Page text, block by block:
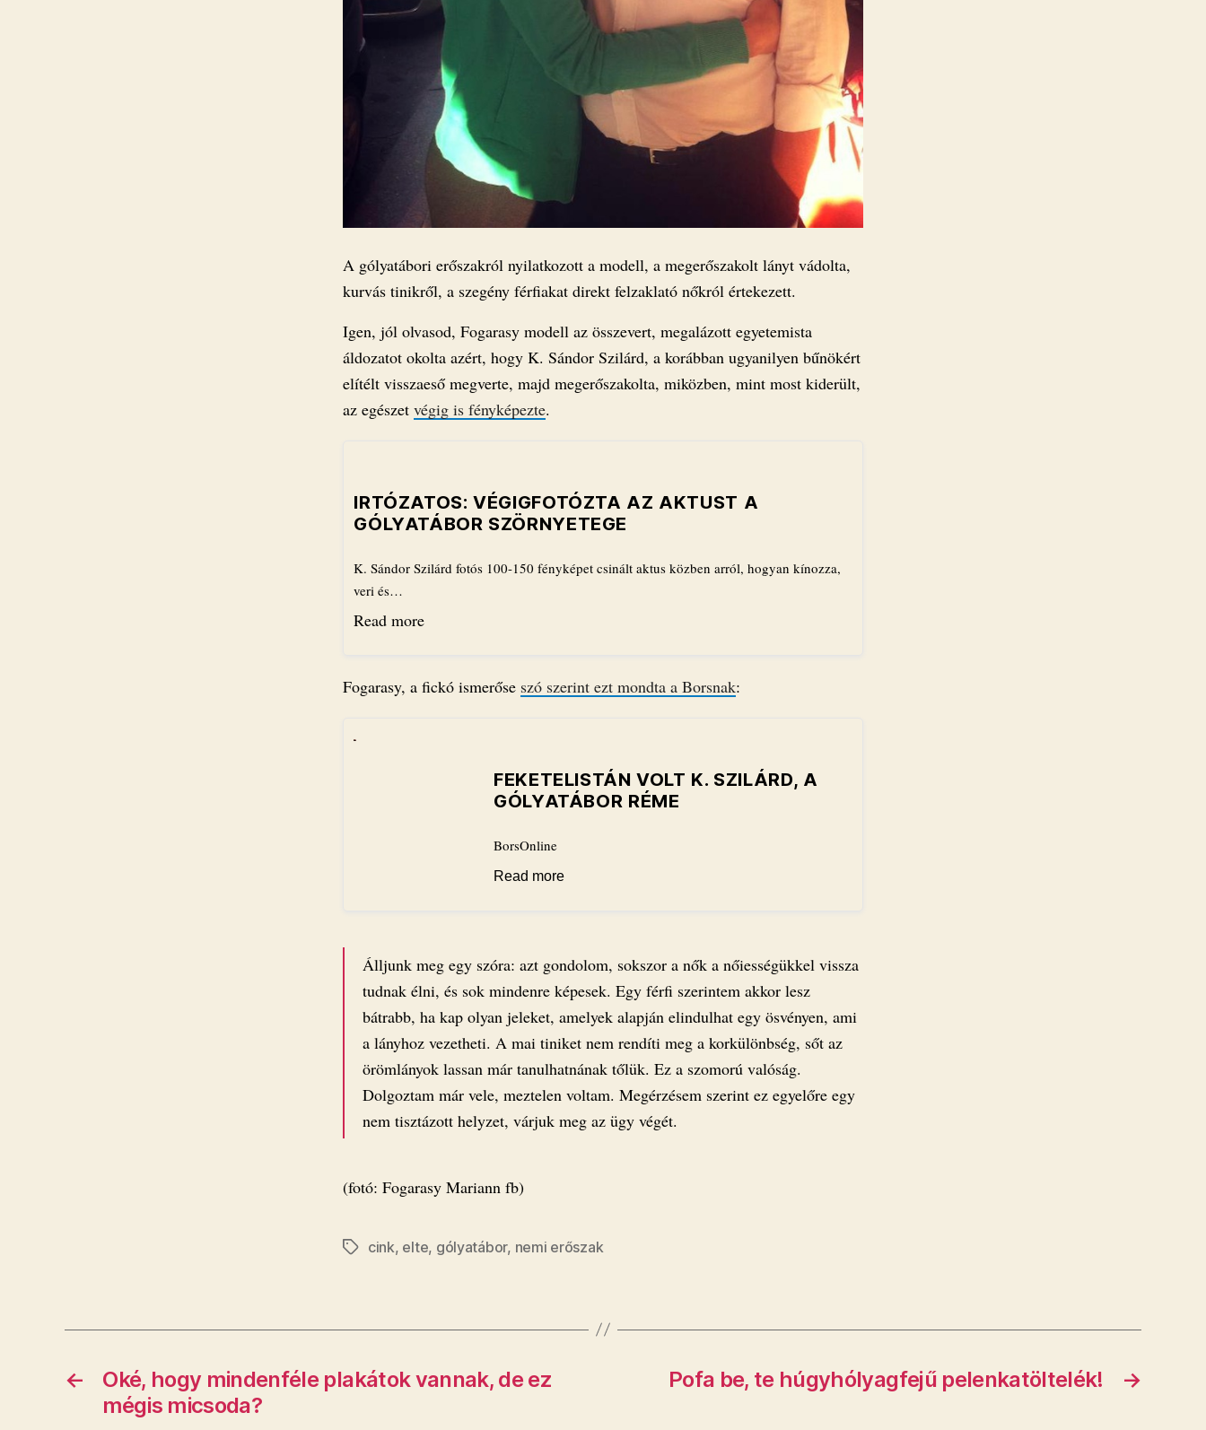
A gólyatábori erőszakról nyilatkozott a modell, a megerőszakolt lányt vádolta,
kurvás tinikről, a szegény férfiakat direkt felzaklató nőkról értekezett.
Igen, jól olvasod, Fogarasy modell az összevert, megalázott egyetemista
áldozatot okolta azért, hogy K. Sándor Szilárd, a korábban ugyanilyen bűnökért
elítélt visszaeső megverte, majd megerőszakolta, miközben, mint most kiderült,
az egészet végig is fényképezte.
​IRTÓZATOS: VÉGIGFOTÓZTA AZ AKTUST A
GÓLYATÁBOR SZÖRNYETEGE
K. Sándor Szilárd fotós 100-150 fényképet csinált aktus közben arról, hogyan kínozza,
veri és…
Read more
Fogarasy, a fickó ismerőse szó szerint ezt mondta a Borsnak:
FEKETELISTÁN VOLT K. SZILÁRD, A
GÓLYATÁBOR RÉME
BorsOnline
Read more
Álljunk meg egy szóra: azt gondolom, sokszor a nők a nőiességükkel vissza
tudnak élni, és sok mindenre képesek. Egy férfi szerintem akkor lesz
bátrabb, ha kap olyan jeleket, amelyek alapján elindulhat egy ösvényen, ami
a lányhoz vezetheti. A mai tiniket nem rendíti meg a korkülönbség, sőt az
örömlányok lassan már tanulhatnának tőlük. Ez a szomorú valóság.
Dolgoztam már vele, meztelen voltam. Megérzésem szerint ez egyelőre egy
nem tisztázott helyzet, várjuk meg az ügy végét.
(fotó: Fogarasy Mariann fb)
Címkék
cink, elte, gólyatábor, nemi erőszak
←
Oké, hogy mindenféle plakátok vannak, de ez
mégis micsoda?
→
Pofa be, te húgyhólyagfejű pelenkatöltelék!